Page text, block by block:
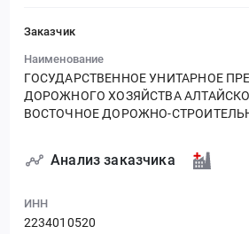
Заказчик
Наименование
ГОСУДАРСТВЕННОЕ УНИТАРНОЕ
ДОРОЖНОГО ХОЗЯЙСТВА
ВОСТОЧНОЕ ДОРОЖНО-
Анализ заказчика
ИНН
2234010520